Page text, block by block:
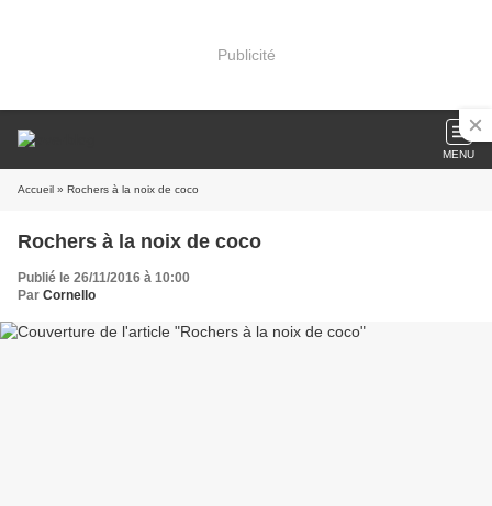
Publicité
MENU
Accueil » Rochers à la noix de coco
Rochers à la noix de coco
Publié le 26/11/2016 à 10:00
Par Cornello